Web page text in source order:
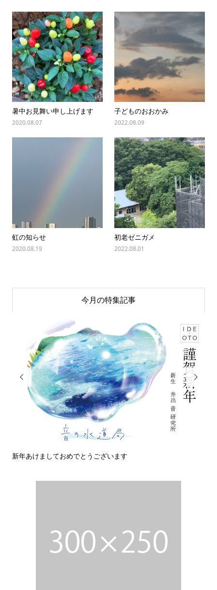
暑中お見舞い申し上げます
2020.08.07
子どものおおかみ
2022.08.09
虹の知らせ
2020.08.19
初老ゼニガメ
2022.08.01
今月の特集記事

新年あけましておめでとうございます
